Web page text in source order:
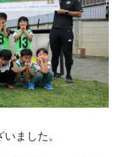
ました。